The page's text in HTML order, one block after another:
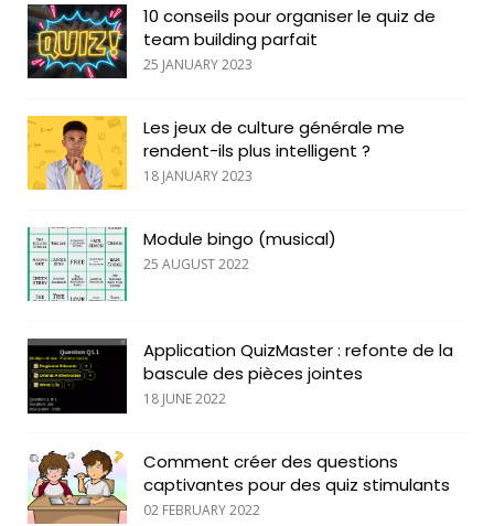
10 conseils pour organiser le quiz de
team building parfait
25 JANUARY 2023
Les jeux de culture générale me
rendent-ils plus intelligent ?
18 JANUARY 2023
Module bingo (musical)
25 AUGUST 2022
Application QuizMaster : refonte de la
bascule des pièces jointes
18 JUNE 2022
Comment créer des questions
captivantes pour des quiz stimulants
02 FEBRUARY 2022